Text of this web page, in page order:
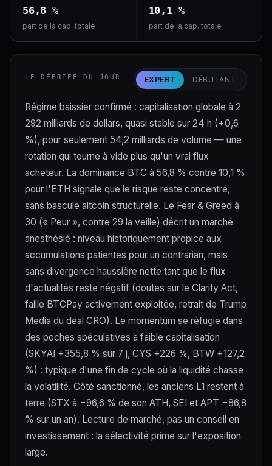
56,8 %
part de la cap. totale
10,1 %
part de la cap. totale
LE DÉBRIEF DU JOUR EXPERT DÉBUTANT
Régime baissier confirmé : capitalisation globale à 2
292 milliards de dollars, quasi stable sur 24 h (+0,6
%), pour seulement 54,2 milliards de volume — une
rotation qui tourne à vide plus qu'un vrai flux
acheteur. La dominance BTC à 56,8 % contre 10,1 %
pour l'ETH signale que le risque reste concentré,
sans bascule altcoin structurelle. Le Fear & Greed à
30 (« Peur », contre 29 la veille) décrit un marché
anesthésié : niveau historiquement propice aux
accumulations patientes pour un contrarian, mais
sans divergence haussière nette tant que le flux
d'actualités reste négatif (doutes sur le Clarity Act,
faille BTCPay activement exploitée, retrait de Trump
Media du deal CRO). Le momentum se réfugie dans
des poches spéculatives à faible capitalisation
(SKYAI +355,8 % sur 7 j, CYS +226 %, BTW +127,2
%) : typique d'une fin de cycle où la liquidité chasse
la volatilité. Côté sanctionné, les anciens L1 restent à
terre (STX à −96,6 % de son ATH, SEI et APT −86,8
% sur un an). Lecture de marché, pas un conseil en
investissement : la sélectivité prime sur l'exposition
large.